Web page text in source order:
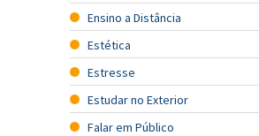
Ensino a Distância
Estética
Estresse
Estudar no Exterior
Falar em Público